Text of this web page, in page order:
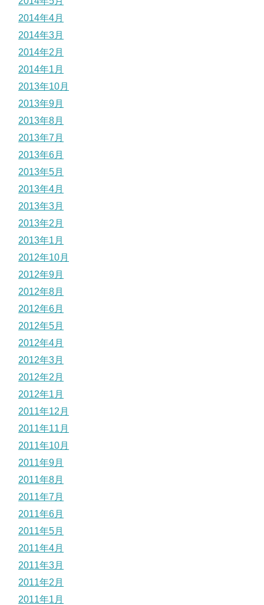
2014年4月
2014年3月
2014年2月
2014年1月
2013年10月
2013年9月
2013年8月
2013年7月
2013年6月
2013年5月
2013年4月
2013年3月
2013年2月
2013年1月
2012年10月
2012年9月
2012年8月
2012年6月
2012年5月
2012年4月
2012年3月
2012年2月
2012年1月
2011年12月
2011年11月
2011年10月
2011年9月
2011年8月
2011年7月
2011年6月
2011年5月
2011年4月
2011年3月
2011年2月
2011年1月